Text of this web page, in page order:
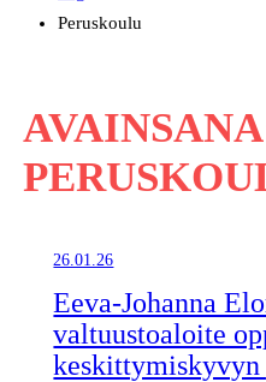
Peruskoulu
26.01.26
Eeva-Johanna
valtuustoaloite
keskittymiskyvyn